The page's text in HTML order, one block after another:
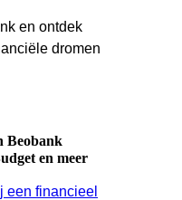
en ontdek
dromen
Beobank
en meer
een financieel